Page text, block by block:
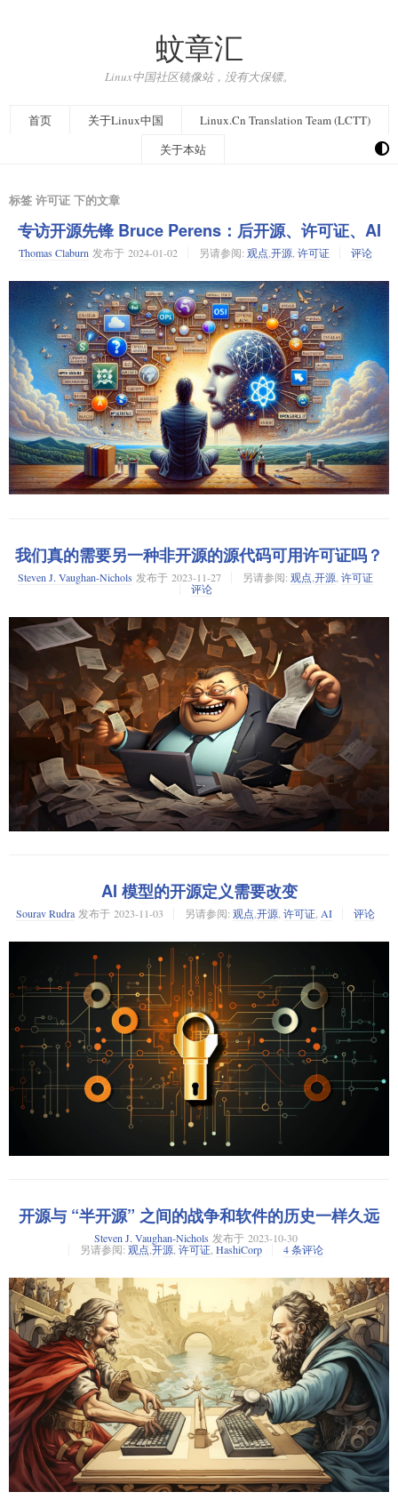
蚊章汇
Linux中国社区镜像站，没有大保镖。
首页 关于Linux中国
Linux.Cn Translation Team (LCTT)
关于本站
标签 许可证 下的文章
专访开源先锋 Bruce Perens：后开源、许可证、AI
Thomas Claburn 发布于 2024-01-02 另请参阅: 观点 开源 许可证 评论
Bruce Perens，作为开源运动的创始人之一，已准备好迎接接下来的新阶
段：后开源运动。
与 The Register 网站的独家采访中解释道，“很显然，我需要律师的协助。
接下来，我将寻求一些研究资金。”
Perens 提到，开源社区需要解决几个紧迫的问题。
“最首要的一点，我们现在的许可证已无法满足需求，”他表示，“我们已经
给了企业太多时间去找到所有的漏洞，因此，我们需要做出些新的改变。
当三分之一的付费 Linux 系统在销售时都规避了 GPL 许可证时，很显然
GPL 并没有起到应有的作用。我说的就是 RHEL。”
RHEL 是红帽企业 Linux
Red Hat Enterprise Linux
的缩写，6 月份，这个属于 IBM 的公司停止
GPL 源代码开放。
Perens 近期刚从中国回来，他在 Bench 2023 大会上做了主题发言。在准备
他脑海中涌现的一件事是关于红帽的问题。
“红帽已经不是那个红帽，而是 IBM，”Perens 在给 The Register 分享的备忘
录中写道，“显而易见，他们已经停止了对 CentOS 的分发，而且很长的一
段时间里，他们一直在做我认为违反 GPL 的事情，我曾因为另一家企业做
同样的事情提起过诽谤案：他们告诉你，如果你是 RHEL 的客户，你不能
公开 RHEL 制作的安全补丁的 GPL 源代码，否则他们将不再允许你成为他
们的客户。这些 IBM 的员工坚称，他们仍然在为上游开源项目贡献补丁
—— 而他们实际上并没有这个义务。
“这种状况已经持续了很长时间，只因为红帽公开发行 CentOS（本质上是
RHEL 的无品牌版本），我们才容忍了这一情况。但现在 IBM 不再这么做
了。因此，我感觉 IBM 已经从开源社区得到了他们想要的一切，而我们却
收到了他们的中指。
“显然，CentOS 对许多企业同样重要，他们正在努力采用 Rocky Linux。我
倒是希望他们能切换到一个 Debian 衍生版本，不过这也没什么。而开源这
务于普通人。在大多数情况下，如果他们使用的是开源软件，也是通过如
苹果公司的 iOS 或谷歌的安卓这样的专有软件公司的系统，这两者都用开
源作为基础设施，但大部分应用程序还是专有的。普通人对于开源一无所
现如今，开源已经被用来监视甚至剥削他们。”
正如 Perens 所阐述的，自由软件走过了半个世纪的历程，而开源的首度亮
相也已有 30 年的光阴。“难道现在不该是我们审视过去所做所为，并寻求
是否能做的更好的时候了吗？当然，同时我们也需要对开源进行保护。开
源将一直存在，并提供相同的规则和范式，但接续开源的新模式应当有一
个全新的称谓，并且永远不应该假冒为开源。此刻，我暂且称其为‘
后开源
Post-Open
’。”
他所描述的“后开源”，比开源稍微复杂一些。它将明确企业与开发者的关
系，以确保企业为所获得的利益支付合理的费用。对于个人和非营利机
构，仍可免费使用，而且只需一个许可证即可。
他设想了一个简单的年度合规程序，让企业可以获得使用“后开源”软件所需
我们真的需要另一种非开源的源代码可用许可证吗？
Steven J. Vaughan-Nichols 发布于 2023-11-27 另请参阅: 观点 开源 许可证
评论
回溯到我们还用打孔卡和磁带载入软件的那时，所有的程序都是 “自由软
件” 和 “开源” 的。然而随后专有软件的出现，一切都变了。针对此状况，
现如今，不开源的代码甚至成为了罕见的例外。然而，这并未阻止某些误
将开源视为一种商业模式，而非开发模式的公司，试图将专有方法和 “开
源” 代码相结合。最新的案例就是 Sentry 推出的 “
功能源代码许可证
Functional Source License
”（FSL）。
沿袭 服务端公共许可证
Server-Side Public License
（SSPL）、公共条款
Common Clause
和商业源代码许可证
Business Source License
的传
统，
FSL 表面上似乎重视开源的重要性，却对开源的核心理念进行嘲讽，形
容其方式为“享有自由却无需付出努力”。
呵呵。
其实，Sentry 是一个面向开发者的应用代码监控服务，它源于对
这也同样适用于其他所有使用 “源代码可用” 或其他半开源许可证的公司。
它们都源自于开源公司，然后为了最大化利润，它们将免费获取的代码进
行了重新许可，以锁定代码。
正如开源倡议
（OSI）董事会副主席 Thierry Carrez 对我说的，“有些公司
通过利用开源代码库作为主体建立了他们的软件，不需要在使用数百个开
源软件包作为他们的依赖关系之前就请求许可。他们通过公开承诺遵守开
源原则建立了口碑。但在试图追求更大价值的过程中，他们短视地放弃了
最初带给他们成功的模式。”说的真对。
例如 Sentry、MariaDB、Redis和HashiCorp这样一些前开源公司，之所以
他们能做出这样的举动，可以归功于他们采用了侵犯了权利的
贡献者许可协议
Contributor License Agreements
（CLA）。这些协议是一种法律文件，它定义了贡献者为
他们的代码在开源项目中被使用所设定的条款。尽管有些 CLA，像 Apache
软件基金会的 CLA 或 Linux 的开发者原创证书
Developer Certificate of Origin
，只是用来保护他们项目的
法律权利。但其他一些，比如 MongoDB 的贡献者协议，却被用来占有你的
AI 模型的开源定义需要改变
Sourav Rudra 发布于 2023-11-03 另请参阅: 观点 开源 许可证 AI 评论
2023 年，我们以人工智能（AI）崭露头角开始了新的一年，同时也见证了
众多公司全力以赴投身于 AI。
Mozilla，它在 2023 年初制定了开源 AI 计划
，以开发各种 AI 驱动
组织。
即便是 Meta，他们也不例外。他们自家的大型语言模型
Large Language Model
（LLM）Llama 2
项目在这一年都颇受关注，几个月前他们甚至推出了一款新的ChatGPT 竞
争对手。
然而，也有很多人开始提出质疑，主张Meta 的 Llama 2 模型并不像人们
期望的那样开放，查看它的开源许可证似乎更是印证了这个观点。
该许可证不允许拥有超过 7 亿日活跃用户的服务使用 Llama 2，同样的，
它也不能被用于训练其他的语言模型
这也就意味着 Meta 对于 Llama 2 的许可证未能满足开源倡议组织
Open Source Initiative
（OSI）
开源与 “半开源” 之间的战争和软件的历史一样久远
Steven J. Vaughan-Nichols 发布于 2023-10-30
另请参阅: 观点,开源, 许可证, HashiCorp 4 条评论